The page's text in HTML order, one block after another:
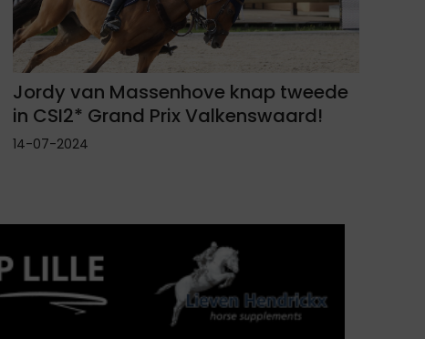
Jordy van Massenhove knap tweede
in CSI2* Grand Prix Valkenswaard!
14-07-2024